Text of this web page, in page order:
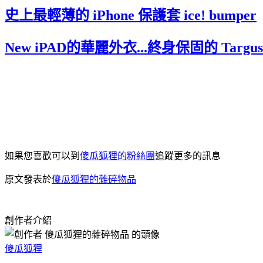
史上最輕薄的 iPhone 保護套 ice! bumper
New iPAD的華麗外衣...終身保固的
如果您喜歡可以到 傻瓜狐狸的粉絲團追蹤更多的訊息
原文發表於傻瓜狐狸的雜碎物品
創作者介紹
傻瓜狐狸